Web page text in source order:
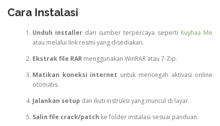
Cara Instalasi
Unduh installerdari sumber terpercaya seperti Kuyhaa Me
atau melalui link resmi yang disediakan.
Ekstrak file RARmenggunakan WinRAR atau 7-Zip.
Matikan koneksi internet untuk mencegah aktivasi online
otomatis.
Jalankan setup dan ikuti instruksi yang muncul di layar.
Salin file crack/patch ke folder instalasi sesuai panduan.